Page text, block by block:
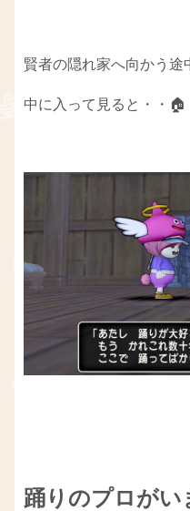
賢者の隠れ家へ向かう
中に入って見ると・・🏠
踊りのプロがい